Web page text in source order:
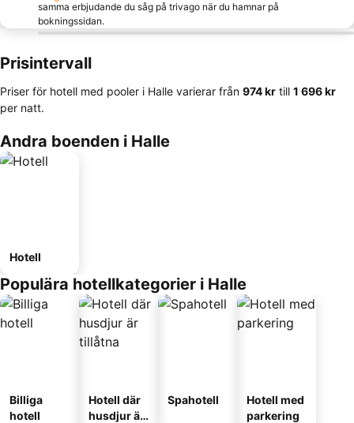
samma erbjudande du såg på trivago när du hamnar på
bokningssidan.
Prisintervall
Priser för hotell med pooler i Halle varierar från ‎974 kr till ‎1 696 kr
per natt.
Andra boenden i Halle
Hotell
Populära hotellkategorier i Halle
Billiga
hotell
Hotell där
husdjur är
Spahotell
Hotell med
parkering